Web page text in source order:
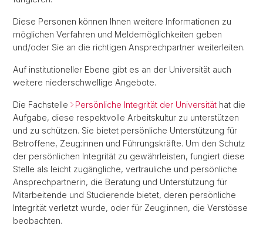
Diese Personen können Ihnen weitere Informationen zu
möglichen Verfahren und Meldemöglichkeiten geben
und/oder Sie an die richtigen Ansprechpartner weiterleiten.
Auf institutioneller Ebene gibt es an der Universität auch
weitere niederschwellige Angebote.
Die Fachstelle Persönliche Integrität der Universität hat die
Aufgabe, diese respektvolle Arbeitskultur zu unterstützen
und zu schützen. Sie bietet persönliche Unterstützung für
Betroffene, Zeug:innen und Führungskräfte. Um den Schutz
der persönlichen Integrität zu gewährleisten, fungiert diese
Stelle als leicht zugängliche, vertrauliche und persönliche
Ansprechpartnerin, die Beratung und Unterstützung für
Mitarbeitende und Studierende bietet, deren persönliche
Integrität verletzt wurde, oder für Zeug:innen, die Verstösse
beobachten.